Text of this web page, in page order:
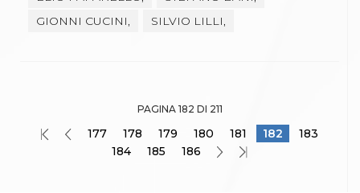
GIONNI CUCINI,
SILVIO LILLI,
PAGINA 182 DI 211
177 178 179 180 181 182
183
184
185 186